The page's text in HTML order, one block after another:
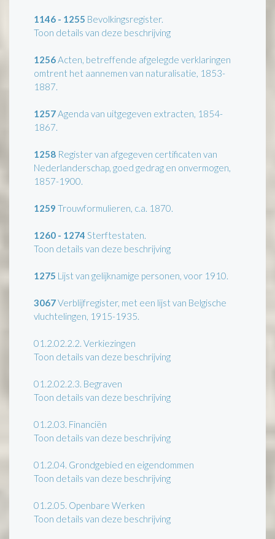
1146 - 1255 Bevolkingsregister.
Toon details van deze beschrijving
1256Acten, betreffende afgelegde verklaringen
omtrent het aannemen van naturalisatie, 1853-
1887.
1257Agenda van uitgegeven extracten, 1854-
1867.
1258 Register van afgegeven certificaten van
Nederlanderschap, goed gedrag en onvermogen,
1857-1900.
1259 Trouwformulieren, c.a. 1870.
1260 - 1274 Sterftestaten.
Toon details van deze beschrijving
1275 Lijst van gelijknamige personen, voor 1910.
3067Verblijfregister, met een lijst van Belgische
vluchtelingen, 1915-1935.
01.2.02.2.2. Verkiezingen
Toon details van deze beschrijving
01.2.02.2.3. Begraven
Toon details van deze beschrijving
01.2.03. Financiën
Toon details van deze beschrijving
01.2.04. Grondgebied en eigendommen
Toon details van deze beschrijving
01.2.05. Openbare Werken
Toon details van deze beschrijving